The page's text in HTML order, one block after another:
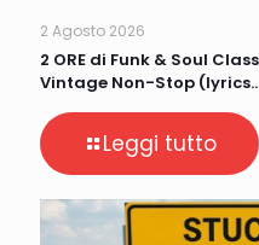
2 Agosto 2026
2 ORE di Funk & Soul
Vintage Non-Stop
Leggi tutto